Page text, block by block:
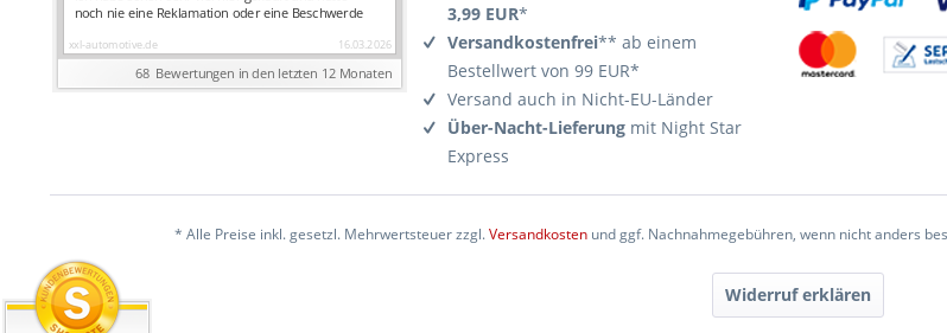
3,99 EUR*
Versandkostenfrei** ab einem
Bestellwert von 99 EUR*
Versand auch in Nicht-EU-Länder
Über-Nacht-Lieferung mit Night Star
Express
* Alle Preise inkl. gesetzl. Mehrwertsteuer zzgl.Versandkosten und ggf. Nachnahmegebühren, wenn nicht anders
Widerruf erklären